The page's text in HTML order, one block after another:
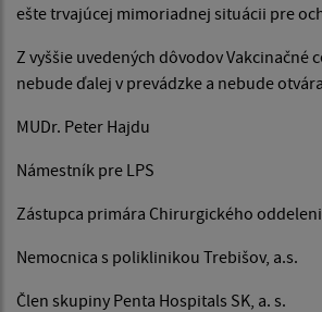
ešte trvajúcej mimoriadnej situácii pre
Z vyššie uvedených dôvodov Vakcinačné
nebude ďalej v prevádzke a nebude
MUDr. Peter Hajdu
Námestník pre LPS
Zástupca primára Chirurgického
Nemocnica s poliklinikou Trebišov, a.s.
Člen skupiny Penta Hospitals SK, a. s.